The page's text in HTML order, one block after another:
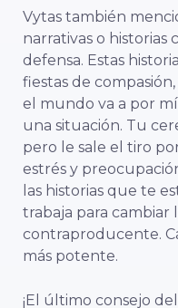
Vytas también
narrativas o historias
defensa. Estas
fiestas de
el mundo va a por
una situación. Tu
pero le sale el tiro
estrés y
las historias que te
trabaja para cambiar
contraproducente.
más potente.
¡El último consejo